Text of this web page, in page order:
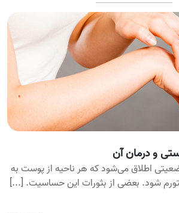
و درمان آن
اطلاق می‌شود که هر ناحیه از پوست به
شود. بعضی از بثورات این حساسیت. [...]